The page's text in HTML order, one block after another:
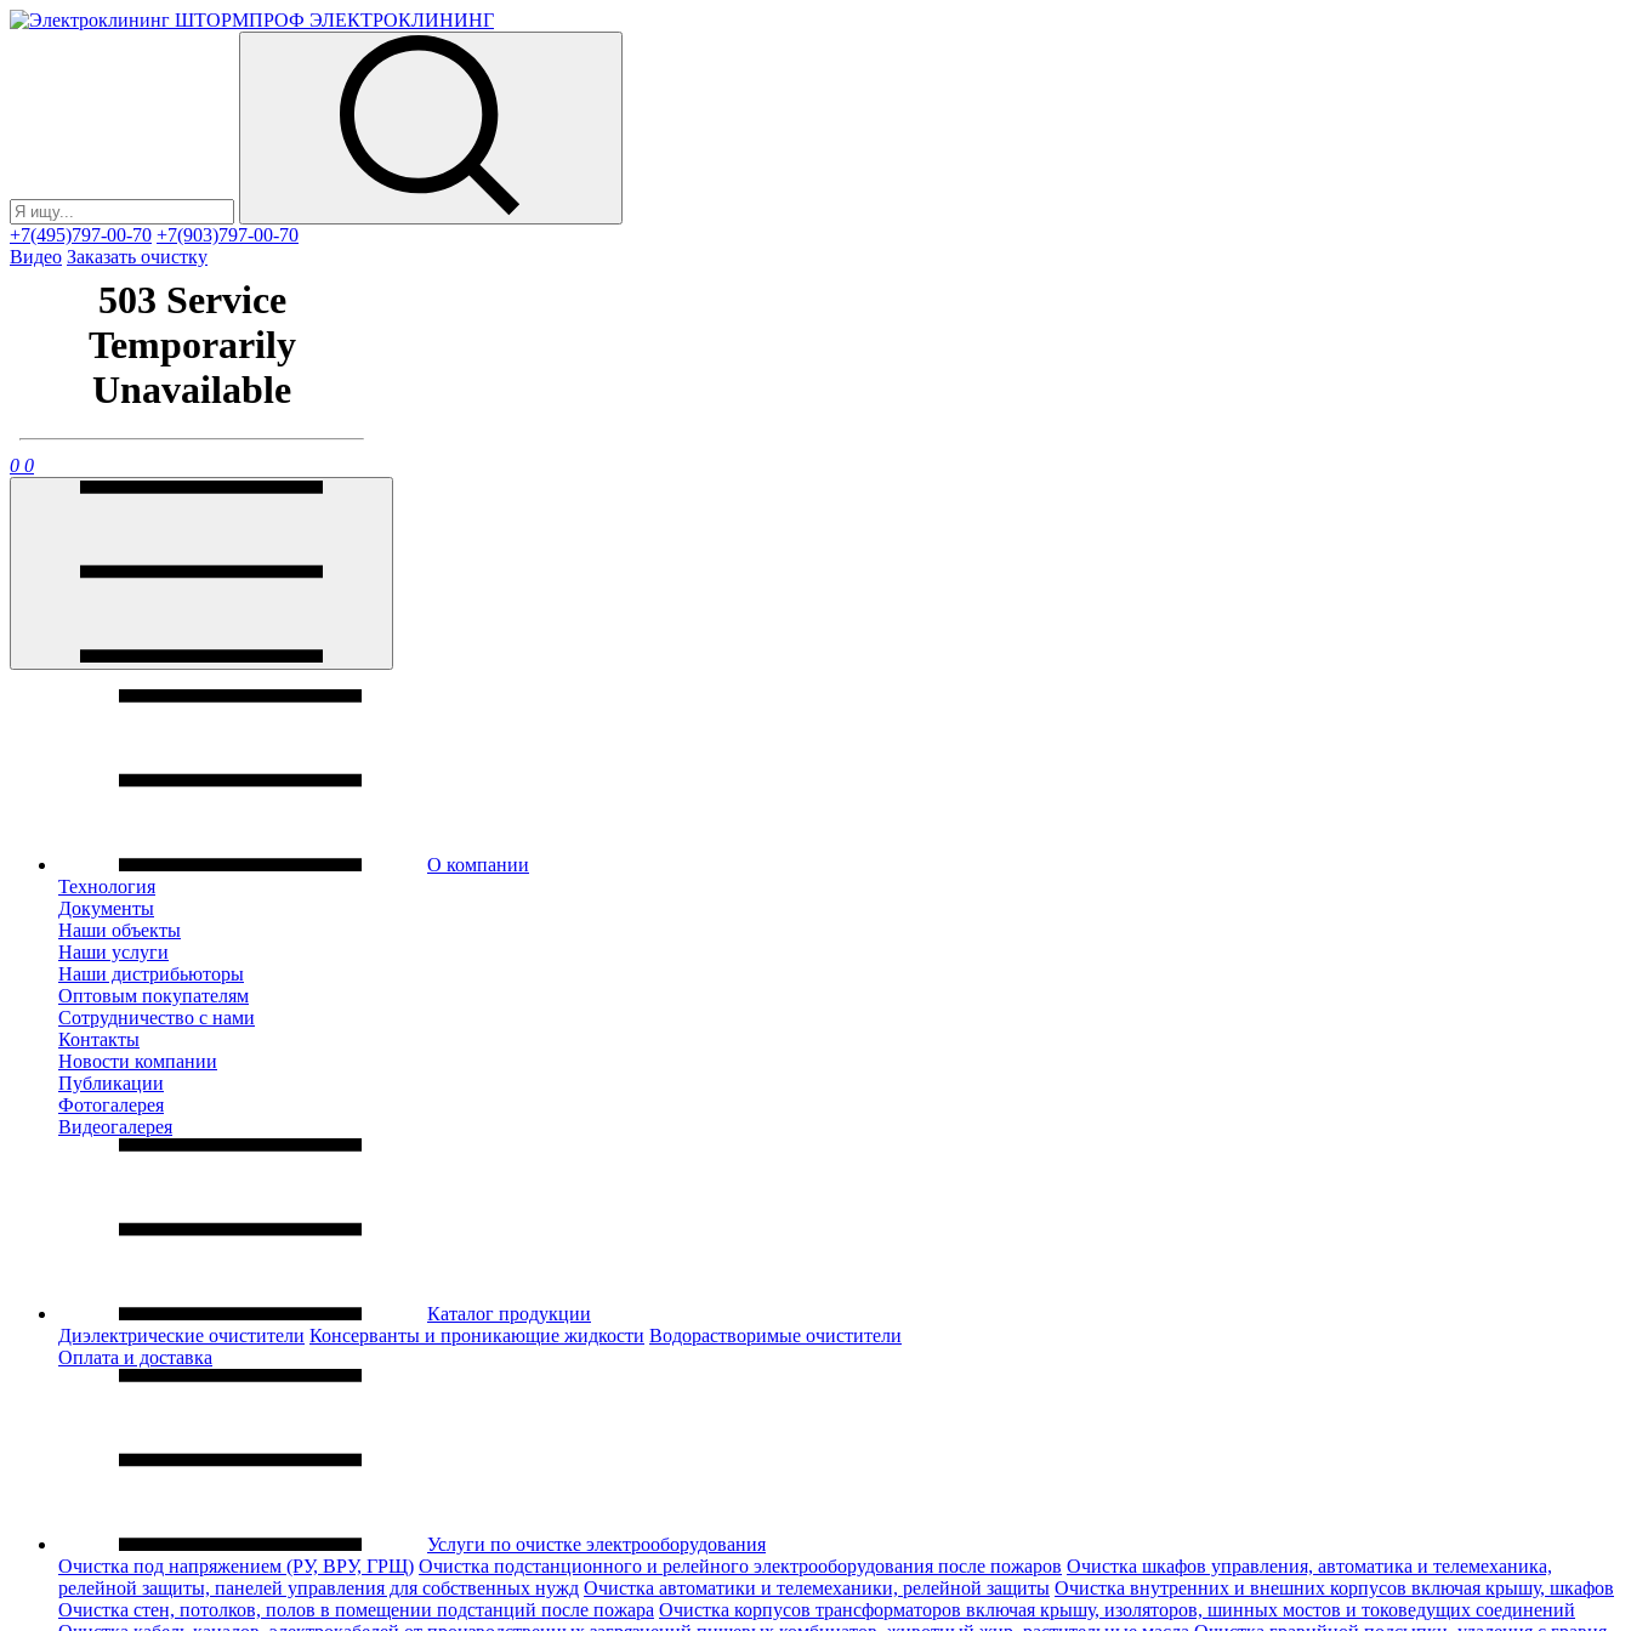
ЭЛЕКТРОКЛИНИНГ
+7(495)797-00-70 +7(903)797-00-70
Видео Заказать очистку
0 0
О компании
Технология
Документы
Наши объекты
Наши услуги
Наши дистрибьюторы
Оптовым покупателям
Сотрудничество с нами
Контакты
Новости компании
Публикации
Фотогалерея
Видеогалерея
Каталог продукции
Диэлектрические очистители Консерванты и проникающие жидкости Водорастворимые очистители
Оплата и доставка
Услуги по очистке электрооборудования
Очистка под напряжением (РУ, ВРУ, ГРЩ) Очистка подстанционного и релейного электрооборудования после пожаров Очистка шкафов управления, автоматика и телемеханика,
релейной защиты, панелей управления для собственных нужд Очистка автоматики и телемеханики, релейной защиты Очистка внутренних и внешних корпусов включая крышу, шкафов
Очистка стен, потолков, полов в помещении подстанций после пожара Очистка корпусов трансформаторов включая крышу, изоляторов, шинных мостов и токоведущих соединений